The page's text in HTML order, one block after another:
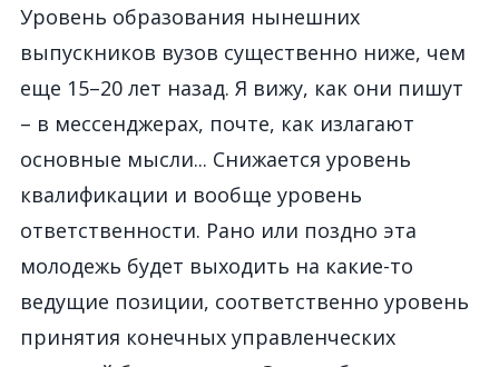
Уровень образования нынешних
выпускников вузов существенно ниже, чем
еще 15–20 лет назад. Я вижу, как они пишут
– в мессенджерах, почте, как излагают
основные мысли... Снижается уровень
квалификации и вообще уровень
ответственности. Рано или поздно эта
молодежь будет выходить на какие-то
ведущие позиции, соответственно уровень
принятия конечных управленческих